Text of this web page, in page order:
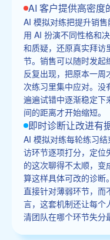
AI 客户提供高密度
AI 模拟对练把提升销
用 AI 扮演不同性格和
和质疑，还原真实拜访
节。销售可以随时发起
反复出现，把原本一
次练习里集中应对。
遍遍试错中逐渐稳定下
间的距离才开始缩短。
即时诊断让改进有
AI 模拟对练每轮练习
访环节逐项打分，定位
的这次聊得不太顺，
算这样具体可改的诊断
直接针对薄弱环节，
言，这套机制还让每个
清团队在哪个环节失分